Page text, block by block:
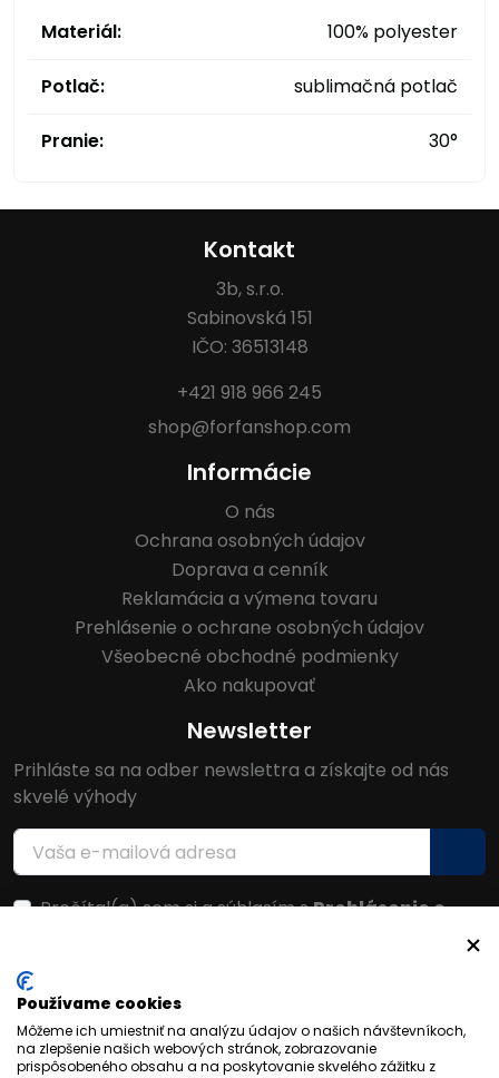
Materiál: 100% polyester
Potlač: sublimačná potlač
Pranie: 30°
Kontakt
3b, s.r.o.
Sabinovská 151
IČO: 36513148
+421 918 966 245
shop@forfanshop.com
Informácie
O nás
Ochrana osobných údajov
Doprava a cenník
Reklamácia a výmena tovaru
Prehlásenie o ochrane osobných údajov
Všeobecné obchodné podmienky
Ako nakupovať
Newsletter
Prihláste sa na odber newslettra a získajte od nás
skvelé výhody
Prečítal(a) som si a súhlasím sPrehlásenie o
Používame cookies
Môžeme ich umiestniť na analýzu údajov o našich návštevníkoch,
na zlepšenie našich webových stránok, zobrazovanie
prispôsobeného obsahu a na poskytovanie skvelého zážitku z